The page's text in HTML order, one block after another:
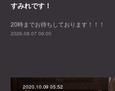
すみれです！
20時までお待ちしております！！！
2026.08.07 06:00
2020.10.09 05:52